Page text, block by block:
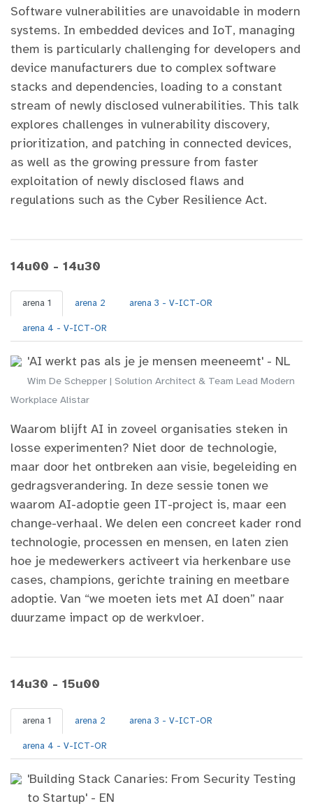
Software vulnerabilities are unavoidable in modern
systems. In embedded devices and IoT, managing
them is particularly challenging for developers and
device manufacturers due to complex software
stacks and dependencies, loading to a constant
stream of newly disclosed vulnerabilities. This talk
explores challenges in vulnerability discovery,
prioritization, and patching in connected devices,
as well as the growing pressure from faster
exploitation of newly disclosed flaws and
regulations such as the Cyber Resilience Act.
14u00 - 14u30
arena 1 arena 2 arena 3 - V-ICT-OR
arena 4 - V-ICT-OR
'AI werkt pas als je je mensen meeneemt' - NL
Wim De Schepper | Solution Architect & Team Lead Modern
Workplace Alistar
Waarom blijft AI in zoveel organisaties steken in
losse experimenten? Niet door de technologie,
maar door het ontbreken aan visie, begeleiding en
gedragsverandering. In deze sessie tonen we
waarom AI-adoptie geen IT-project is, maar een
change-verhaal. We delen een concreet kader rond
technologie, processen en mensen, en laten zien
hoe je medewerkers activeert via herkenbare use
cases, champions, gerichte training en meetbare
adoptie. Van “we moeten iets met AI doen” naar
duurzame impact op de werkvloer.
14u30 - 15u00
arena 1 arena 2 arena 3 - V-ICT-OR
arena 4 - V-ICT-OR
'Building Stack Canaries: From Security Testing
to Startup' - EN